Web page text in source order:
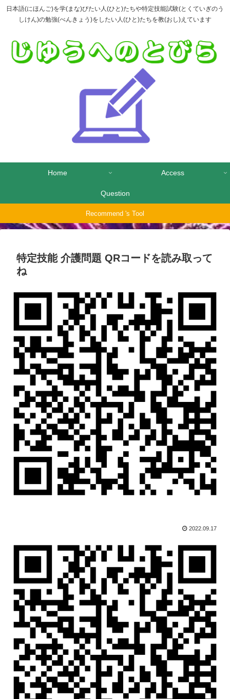
日本語(にほんご)を学(まな)びたい人(ひと)たちや特定技能試験(とくていぎのう
しけん)の勉強(べんきょう)をしたい人(ひと)たちを教(おし)えています
Home Access
Question
Recommend 's Tool
特定技能 介護問題 QRコードを読み取って
ね
2022.09.17